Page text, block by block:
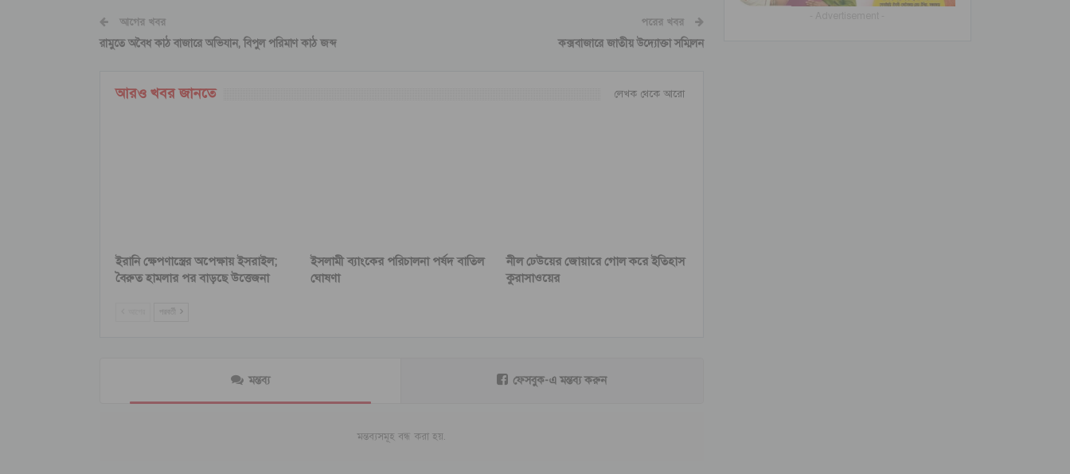
আগের খবর
রামুতে অবৈধ কাঠ বাজারে অভিযান, বিপুল পরিমাণ কাঠ জব্দ
পরের খবর
কক্সবাজারে জাতীয় উদ্যোক্তা সম্মিলন
আরও খবর জানতে লেখক থেকে আরো
ইরানি ক্ষেপণাস্ত্রের অপেক্ষায় ইসরাইল;
বৈরুত হামলার পর বাড়ছে উত্তেজনা
ইসলামী ব্যাংকের পরিচালনা পর্ষদ বাতিল
ঘোষণা
নীল ঢেউয়ের জোয়ারে গোল করে ইতিহাস
কুরাসাওয়ের
পরবর্তী
মন্তব্য ফেসবুক-এ মন্তব্য করুন
মন্তব্যসমূহ বন্ধ করা হয়.